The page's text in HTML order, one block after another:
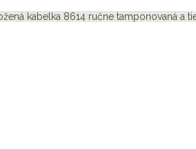
kabelka 8614 ručne tamponovaná a